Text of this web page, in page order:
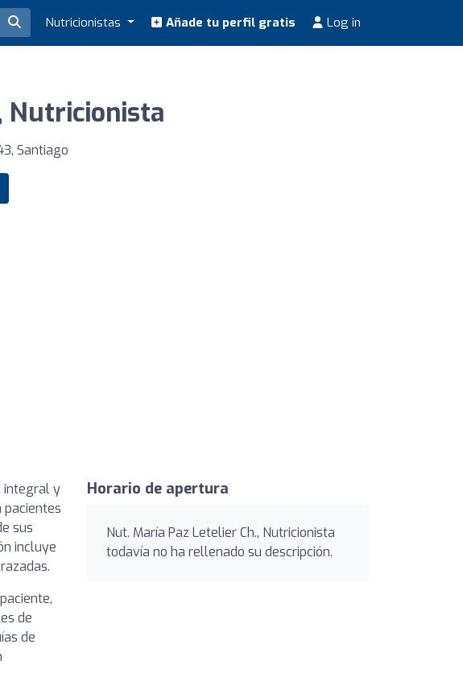
Nutricionistas Añade tu perfil gratis Log in
Nutricionista
Santiago
integral y
pacientes
sus
incluye
de
de
Horario de apertura
Nut. María Paz Letelier Ch., Nutricionista
todavía no ha rellenado su descripción.